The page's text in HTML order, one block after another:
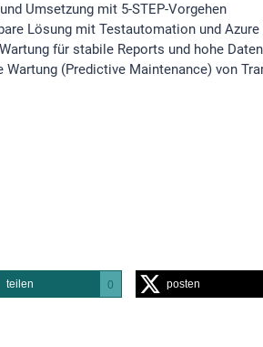
Umsetzung mit 5-STEP-Vorgehen
Lösung mit Testautomation und
für stabile Reports und hohe
Wartung (Predictive Maintenance) von
teilen 0 posten